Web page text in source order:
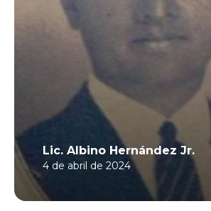
Lic. Albino Hernández Jr.
4 de abril de 2024